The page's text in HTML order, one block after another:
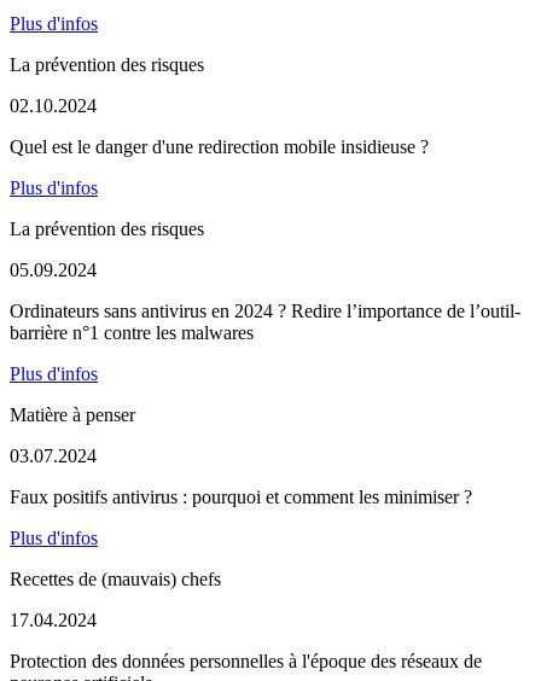
Plus d'infos
La prévention des risques
02.10.2024
Quel est le danger d'une redirection mobile insidieuse ?
Plus d'infos
La prévention des risques
05.09.2024
Ordinateurs sans antivirus en 2024 ? Redire l’importance de l’outil-
barrière n°1 contre les malwares
Plus d'infos
Matière à penser
03.07.2024
Faux positifs antivirus : pourquoi et comment les minimiser ?
Plus d'infos
Recettes de (mauvais) chefs
17.04.2024
Protection des données personnelles à l'époque des réseaux de